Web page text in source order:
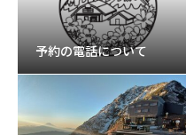
予約の電話について